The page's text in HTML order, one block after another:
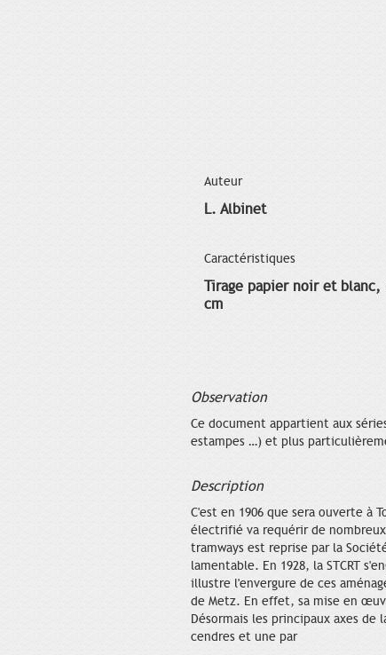
Auteur
L. Albinet
Caractéristiques
Tirage papier noir et blanc,
cm
Observation
Ce document appartient aux
estampes …) et plus
Description
C'est en 1906 que sera ouverte à
électrifié va requérir de
tramways est reprise par la
lamentable. En 1928, la STCRT
illustre l'envergure de ces
de Metz. En effet, sa mise en
Désormais les principaux axes
cendres et une par